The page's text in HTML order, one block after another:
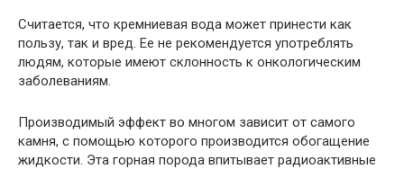
Считается, что кремниевая вода может принести как
пользу, так и вред. Ее не рекомендуется употреблять
людям, которые имеют склонность к онкологическим
заболеваниям.
Производимый эффект во многом зависит от самого
камня, с помощью которого производится обогащение
жидкости. Эта горная порода впитывает радиоактивные